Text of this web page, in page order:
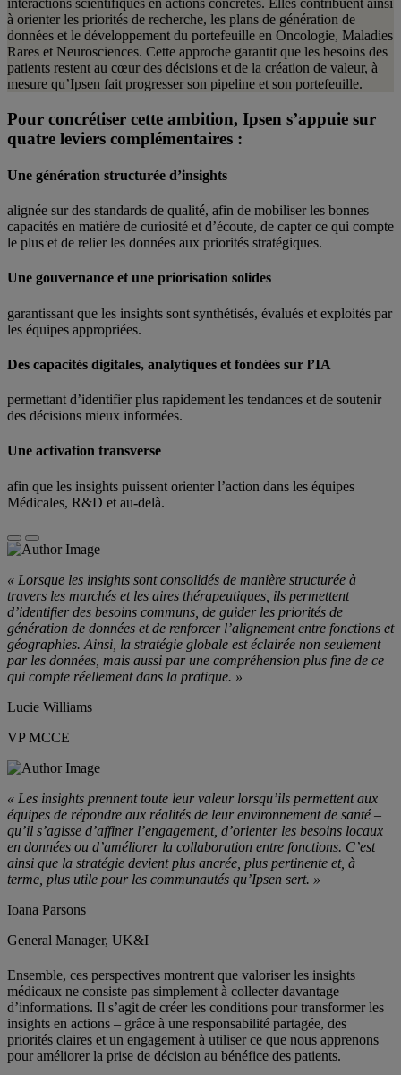
à orienter les priorités de recherche, les plans de génération de
données et le développement du portefeuille en Oncologie, Maladies
Rares et Neurosciences. Cette approche garantit que les besoins des
patients restent au cœur des décisions et de la création de valeur, à
mesure qu’Ipsen fait progresser son pipeline et son portefeuille.
Pour concrétiser cette ambition, Ipsen s’appuie sur
quatre leviers complémentaires :
Une génération structurée d’insights
alignée sur des standards de qualité, afin de mobiliser les bonnes
capacités en matière de curiosité et d’écoute, de capter ce qui compte
le plus et de relier les données aux priorités stratégiques.
Une gouvernance et une priorisation solides
garantissant que les insights sont synthétisés, évalués et exploités par
les équipes appropriées.
Des capacités digitales, analytiques et fondées sur l’IA
permettant d’identifier plus rapidement les tendances et de soutenir
des décisions mieux informées.
Une activation transverse
afin que les insights puissent orienter l’action dans les équipes
Médicales, R&D et au-delà.
« Lorsque les insights sont consolidés de manière structurée à
travers les marchés et les aires thérapeutiques, ils permettent
d’identifier des besoins communs, de guider les priorités de
génération de données et de renforcer l’alignement entre fonctions et
géographies. Ainsi, la stratégie globale est éclairée non seulement
par les données, mais aussi par une compréhension plus fine de ce
qui compte réellement dans la pratique. »
Lucie Williams
VP MCCE
« Les insights prennent toute leur valeur lorsqu’ils permettent aux
équipes de répondre aux réalités de leur environnement de santé –
qu’il s’agisse d’affiner l’engagement, d’orienter les besoins locaux
en données ou d’améliorer la collaboration entre fonctions. C’est
ainsi que la stratégie devient plus ancrée, plus pertinente et, à
terme, plus utile pour les communautés qu’Ipsen sert. »
Ioana Parsons
General Manager, UK&I
Ensemble, ces perspectives montrent que valoriser les insights
médicaux ne consiste pas simplement à collecter davantage
d’informations. Il s’agit de créer les conditions pour transformer les
insights en actions – grâce à une responsabilité partagée, des
priorités claires et un engagement à utiliser ce que nous apprenons
pour améliorer la prise de décision au bénéfice des patients.